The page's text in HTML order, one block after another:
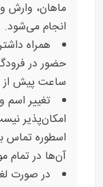
ماهان، وارش
انجام می‌شود.
همراه
ساعت پیش از
تغییر اسم
امکان‌پذیر
اسطوره تماس
آن‌ها در تمام